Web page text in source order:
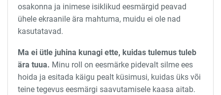
osakonna ja inimese isiklikud eesmärgid peavad
ühele ekraanile ära mahtuma, muidu ei ole nad
kasutatavad.
Ma ei ütle juhina kunagi ette, kuidas tulemus tuleb
ära tuua. Minu roll on eesmärke pidevalt silme ees
hoida ja esitada käigu pealt küsimusi, kuidas üks või
teine tegevus eesmärgi saavutamisele kaasa aitab.